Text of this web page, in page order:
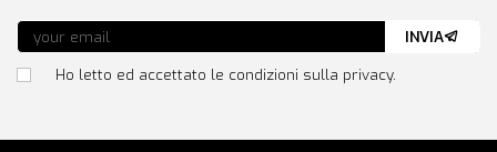
Ho letto ed accettato le condizioni sulla privacy.
INVIA